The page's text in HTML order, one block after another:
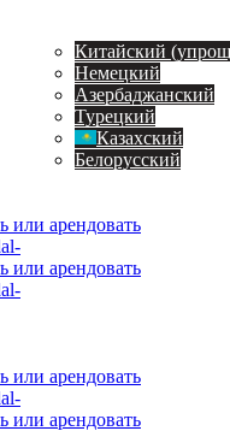
Китайский
Немецкий
Азербаджанский
Турецкий
Казахский
Белорусский